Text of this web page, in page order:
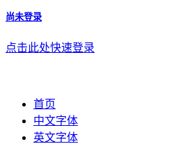
尚未登录
点击此处快速登录
首页
中文字体
英文字体